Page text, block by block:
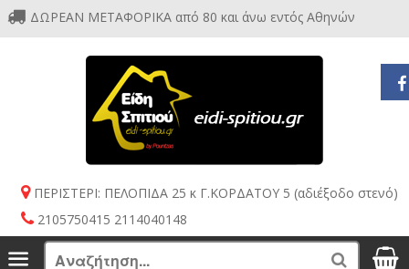
ΔΩΡΕΑΝ ΜΕΤΑΦΟΡΙΚΑ από 80 και άνω εντός Αθηνών
ΠΕΡΙΣΤΕΡΙ: ΠΕΛΟΠΙΔΑ 25 κ Γ.ΚΟΡΔΑΤΟΥ 5 (αδιέξοδο στενό)
2105750415 2114040148
Menu Search